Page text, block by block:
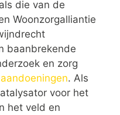
die van de
Woonzorgalliantie
baanbrekende
en zorg
aandoeningen. Als
voor het
het veld en